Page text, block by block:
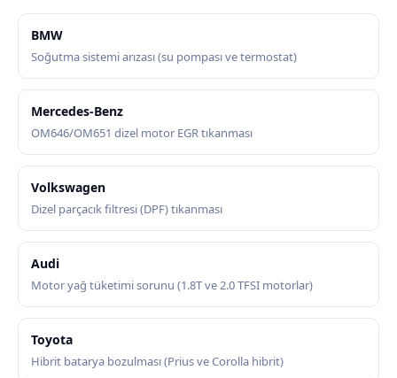
BMW
Soğutma sistemi arızası (su pompası ve termostat)
Mercedes-Benz
OM646/OM651 dizel motor EGR tıkanması
Volkswagen
Dizel parçacık filtresi (DPF) tıkanması
Audi
Motor yağ tüketimi sorunu (1.8T ve 2.0 TFSI motorlar)
Toyota
Hibrit batarya bozulması (Prius ve Corolla hibrit)